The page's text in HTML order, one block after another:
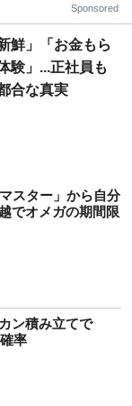
Sponsored
鮮」「お金もら
験」...正社員も
合な真実
スター」から自分
でオメガの期間限
ン積み立てで
率